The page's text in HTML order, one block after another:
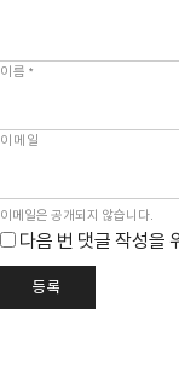
이름*
이메일
이메일은 공개되지 않습니다.
다음 번 댓글 작성을
등록